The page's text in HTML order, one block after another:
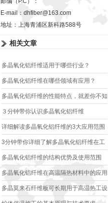
E-mail： dhfiber@163.com
地址：上海青浦区新科路588号
相关文章
多晶氧化铝纤维适用于哪些行业？
多晶氧化铝纤维在哪些领域有应用？
多晶氧化铝纤维的性能特点，就差你不知
道了
３分钟带你认识多晶氧化铝纤维
详细解读多晶氧化铝纤维的3大应用范围
3分钟带你详细了解多晶氧化铝纤维在工
业高温炉领域都有哪些应用
多晶氧化铝纤维的结构优势及使用范围
多晶氧化铝纤维在高温隔热材料中的应用
多晶莫来石纤维板可长期用于高温热工设